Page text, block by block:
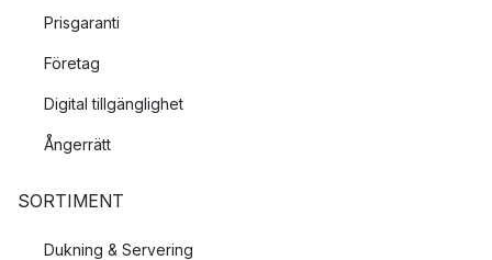
Prisgaranti
Företag
Digital tillgänglighet
Ångerrätt
SORTIMENT
Dukning & Servering